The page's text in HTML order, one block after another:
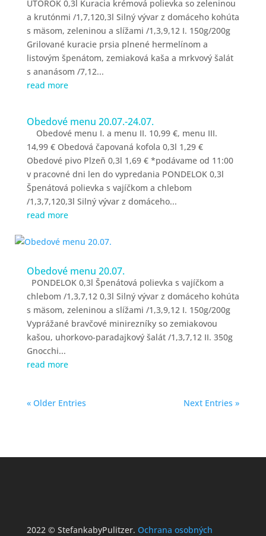
UTOROK 0,3l Kuracia krémová polievka so zeleninou
a krutónmi /1,7,120,3l Silný vývar z domáceho kohúta
s mäsom, zeleninou a slížami /1,3,9,12 I. 150g/200g
Grilované kuracie prsia plnené hermelínom a
listovým špenátom, zemiaková kaša a mrkvový šalát
s ananásom /7,12...
read more
Obedové menu 20.07.-24.07.
Obedové menu I. a menu II. 10,99 €, menu III.
14,99 € Obedová čapovaná kofola 0,3l 1,29 €
Obedové pivo Plzeň 0,3l 1,69 € *podávame od 11:00
v pracovné dni len do vypredania PONDELOK 0,3l
Špenátová polievka s vajíčkom a chlebom
/1,3,7,120,3l Silný vývar z domáceho...
read more
Obedové menu 20.07.
PONDELOK 0,3l Špenátová polievka s vajíčkom a
chlebom /1,3,7,12 0,3l Silný vývar z domáceho kohúta
s mäsom, zeleninou a slížami /1,3,9,12 I. 150g/200g
Vyprážané bravčové minirezníky so zemiakovou
kašou, uhorkovo-paradajkový šalát /1,3,7,12 II. 350g
Gnocchi...
read more
« Older Entries Next Entries »
2022 © StefankabyPulitzer. Ochrana osobných